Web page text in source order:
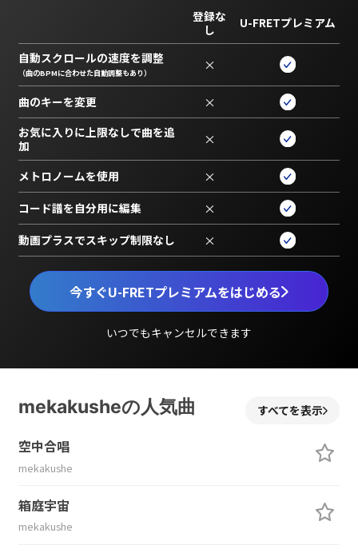
今すぐU-FRETプレミアムをはじめる
いつでもキャンセルできます
登録な
し
U-FRETプレミアム
自動スクロールの速度を調整
（曲のBPMに合わせた自動調整もあり） ×
曲のキーを変更 ×
お気に入りに上限なしで曲を追
加
×
メトロノームを使用 ×
コード譜を自分用に編集 ×
動画プラスでスキップ制限なし ×
mekakusheの人気曲 すべてを表示
空中合唱
mekakushe
箱庭宇宙
mekakushe